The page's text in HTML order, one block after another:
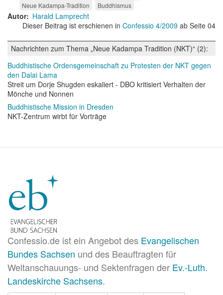
Neue Kadampa-Tradition
Buddhismus
Autor
Harald Lamprecht
Dieser Beitrag ist erschienen in Confessio 4/2009 ab Seite 04
Nachrichten zum Thema „Neue Kadampa Tradition (NKT)“ (2):
Buddhistische Ordensgemeinschaft zu Protesten der NKT gegen
den Dalai Lama
Streit um Dorje Shugden eskaliert - DBO kritisiert Verhalten der
Mönche und Nonnen
Buddhistische Mission in Dresden
NKT-Zentrum wirbt für Vorträge
Confessio.de ist ein Angebot des Evangelischen
Bundes Sachsen und des Beauftragten für
Weltanschauungs- und Sektenfragen der Ev.-Luth.
Landeskirche Sachsens.